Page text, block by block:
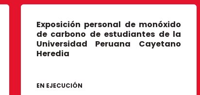
Exposición personal de monóxido
de carbono de estudiantes de la
Universidad Peruana Cayetano
Heredia
EN EJECUCIÓN